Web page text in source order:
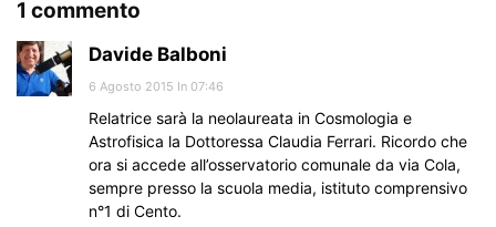
1 commento
Davide Balboni
6 Agosto 2015 In 07:46
Relatrice sarà la neolaureata in Cosmologia e
Astrofisica la Dottoressa Claudia Ferrari. Ricordo che
ora si accede all’osservatorio comunale da via Cola,
sempre presso la scuola media, istituto comprensivo
n°1 di Cento.